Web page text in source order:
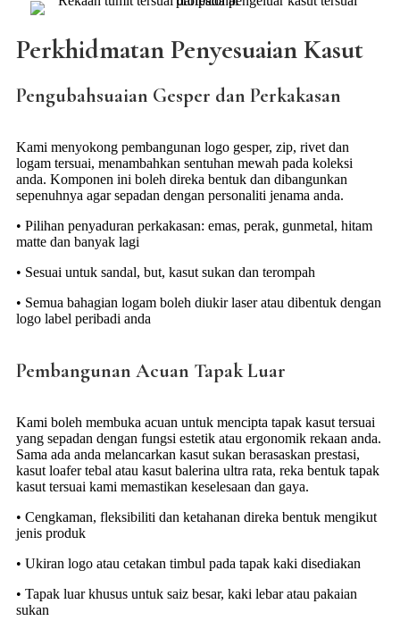
Perkhidmatan Penyesuaian Kasut
Pengubahsuaian Gesper dan Perkakasan
Kami menyokong pembangunan logo gesper, zip, rivet dan
logam tersuai, menambahkan sentuhan mewah pada koleksi
anda. Komponen ini boleh direka bentuk dan dibangunkan
sepenuhnya agar sepadan dengan personaliti jenama anda.
• Pilihan penyaduran perkakasan: emas, perak, gunmetal, hitam
matte dan banyak lagi
• Sesuai untuk sandal, but, kasut sukan dan terompah
• Semua bahagian logam boleh diukir laser atau dibentuk dengan
logo label peribadi anda
Pembangunan Acuan Tapak Luar
Kami boleh membuka acuan untuk mencipta tapak kasut tersuai
yang sepadan dengan fungsi estetik atau ergonomik rekaan anda.
Sama ada anda melancarkan kasut sukan berasaskan prestasi,
kasut loafer tebal atau kasut balerina ultra rata, reka bentuk tapak
kasut tersuai kami memastikan keselesaan dan gaya.
• Cengkaman, fleksibiliti dan ketahanan direka bentuk mengikut
jenis produk
• Ukiran logo atau cetakan timbul pada tapak kaki disediakan
• Tapak luar khusus untuk saiz besar, kaki lebar atau pakaian
sukan